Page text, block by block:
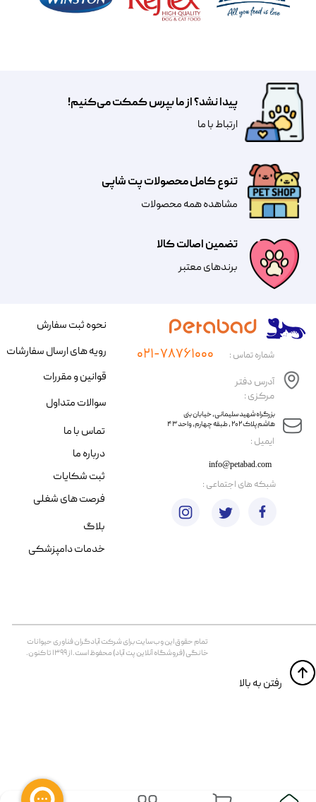
تضمین اصالت کالا
​​برندهای معتبر​​​​​​​
تنوع کامل محصولات پت شاپی
مشاهده همه محصولات
پیدا نشد؟ از ما بپرس کمکت می‌کنیم!
​​​ارتباط با ما
​ایمیل :
آدرس دفتر
مرکزی :
info@petabad.com
​​بزرگراه شهید سلیمانی، خیابان بنی
هاشم پلاک ۲۰۲ ، طبقه چهارم، واحد ۴۳
شماره تماس : ۰۲۱-۷۸۷۶۱۰۰۰
تمام حقوق اين وب‌سايت برای شرکت آبادگران فناوری حیوانات
خانگی (فروشگاه آنلاین پت آباد) محفوظ است. از ۱۳۹۹ تا کنون.
​​رفتن به بالا
نحوه ثبت سفارش
رویه های ارسال سفارشات
قوانین و مقررات
سوالات متداول
تماس با ما
درباره ما
ثبت شکایات
فرصت های شغلی
​شبکه های اجتماعی :
بلاگ
خدمات دامپزشکی